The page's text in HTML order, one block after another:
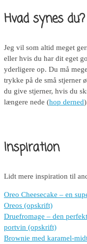
Hvad synes du?
Jeg vil som altid meget
eller hvis du har dit eget
yderligere op. Du må
trykke på de små stjerner
du give stjerner, hvis du
længere nede (hop derned
Inspiration
Lidt mere inspiration til
Oreo Cheesecake – en
Oreos (opskrift)
Druefromage – den
portvin (opskrift)
Brownie med karamel-